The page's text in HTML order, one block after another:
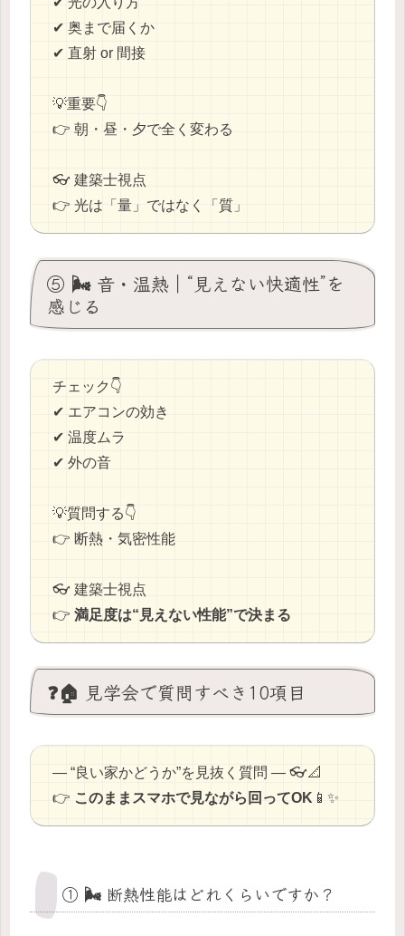
✔ 奥まで届くか
✔ 直射 or 間接
💡重要👇
👉 朝・昼・夕で全く変わる
👓 建築士視点
👉 光は「量」ではなく「質」
⑤ 🌬 音・温熱｜“見えない快適性”を
感じる
チェック👇
✔ エアコンの効き
✔ 温度ムラ
✔ 外の音
💡質問する👇
👉 断熱・気密性能
👓 建築士視点
👉 満足度は“見えない性能”で決まる
❓🏠 見学会で質問すべき10項目
― “良い家かどうか”を見抜く質問 ― 👓📐
👉 このままスマホで見ながら回ってOK 📱✨
① 🌬 断熱性能はどれくらいですか？